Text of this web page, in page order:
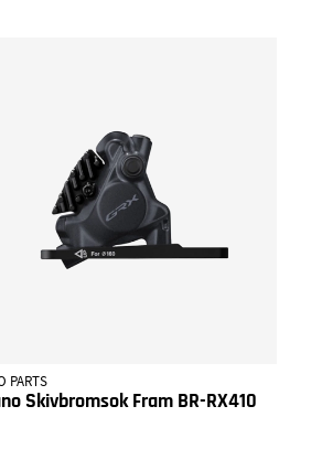
PARTS
Skivbromsok Fram BR-RX410